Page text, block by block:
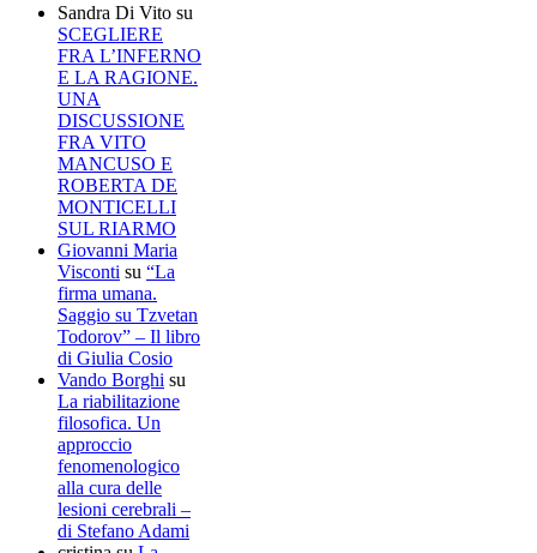
Sandra Di Vito su
SCEGLIERE
FRA L’INFERNO
E LA RAGIONE.
UNA
DISCUSSIONE
FRA VITO
MANCUSO E
ROBERTA DE
MONTICELLI
SUL RIARMO
Giovanni Maria
Visconti su “La
firma umana.
Saggio su Tzvetan
Todorov” – Il libro
di Giulia Cosio
Vando Borghi su
La riabilitazione
filosofica. Un
approccio
fenomenologico
alla cura delle
lesioni cerebrali –
di Stefano Adami